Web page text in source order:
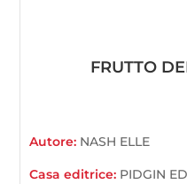
FRUTTO
Autore: NASH ELLE
Casa editrice: PIDGIN